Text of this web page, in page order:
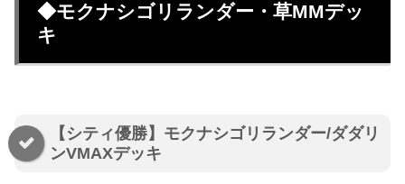
◆モクナシゴリランダー・草MMデッ
キ
【シティ優勝】モクナシゴリランダー/ダダリ
ンVMAXデッキ